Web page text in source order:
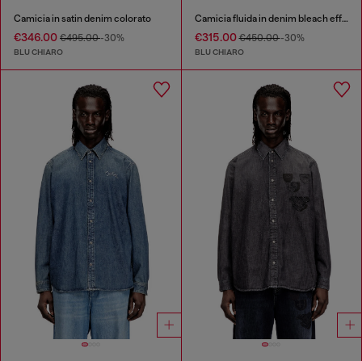
Camicia in satin denim colorato
€346.00 €495.00-30%
BLU CHIARO
Camicia fluida in denim bleach effetto X-Ray
€315.00€450.00-30%
BLU CHIARO